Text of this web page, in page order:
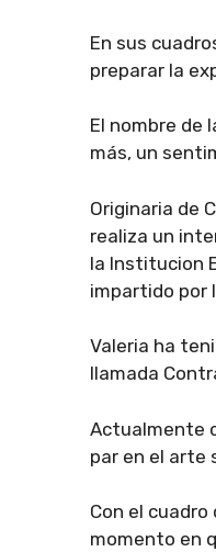
En sus
preparar la
El nombre de
más, un
Originaria de
realiza un
la Institucion
impartido por
Valeria ha
llamada
Actualmente
par en el arte
Con el
momento en